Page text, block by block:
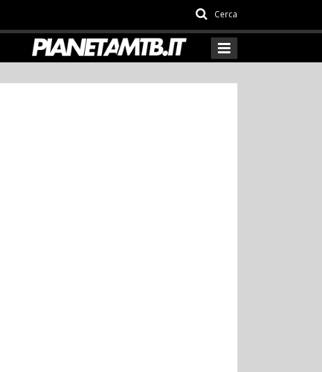
Cerca